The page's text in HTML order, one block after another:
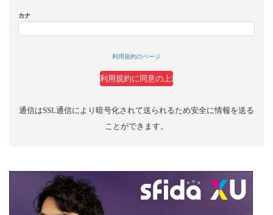
カナ
利用規約のページ
通信はSSL通信により暗号化されて送られるため安全に情報を送る
ことができます。